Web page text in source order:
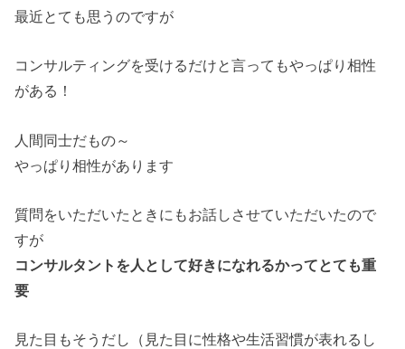
最近とても思うのですが
コンサルティングを受けるだけと言ってもやっぱり相性
がある！
人間同士だもの～
やっぱり相性があります
質問をいただいたときにもお話しさせていただいたので
すが
コンサルタントを人として好きになれるかってとても重
要
見た目もそうだし（見た目に性格や生活習慣が表れるし